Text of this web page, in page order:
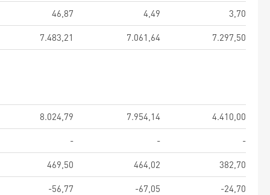
46,87 4,49
3,70
7.483,21
7.061,64 7.297,50
8.024,79 7.954,14
4.410,00
-
-
-
469,50
464,02
382,70
-56,77
-67,05
-24,70